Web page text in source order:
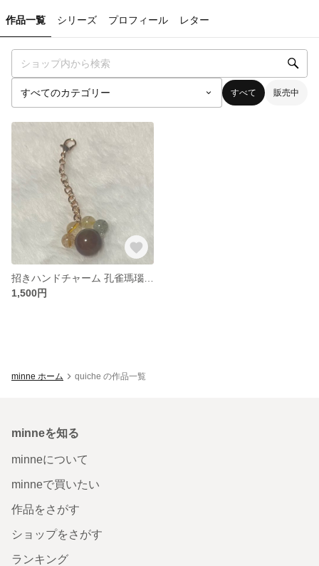
作品一覧 シリーズ プロフィール レター
すべて 販売中
1,500円
minne ホーム quiche の作品一覧
minneを知る
minneについて
minneで買いたい
作品をさがす
ショップをさがす
ランキング